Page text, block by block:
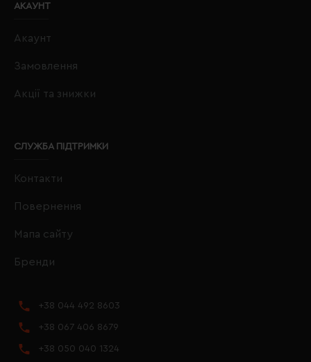
АКАУНТ
Акаунт
Замовлення
Акції та знижки
СЛУЖБА ПІДТРИМКИ
Контакти
Повернення
Мапа сайту
Бренди
+38 044 492 8603
+38 067 406 8679
+38 050 040 1324